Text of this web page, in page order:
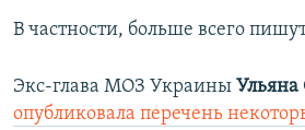
В частности, больше всего
Экс-глава МОЗ Украины Ульяна
опубликовала перечень